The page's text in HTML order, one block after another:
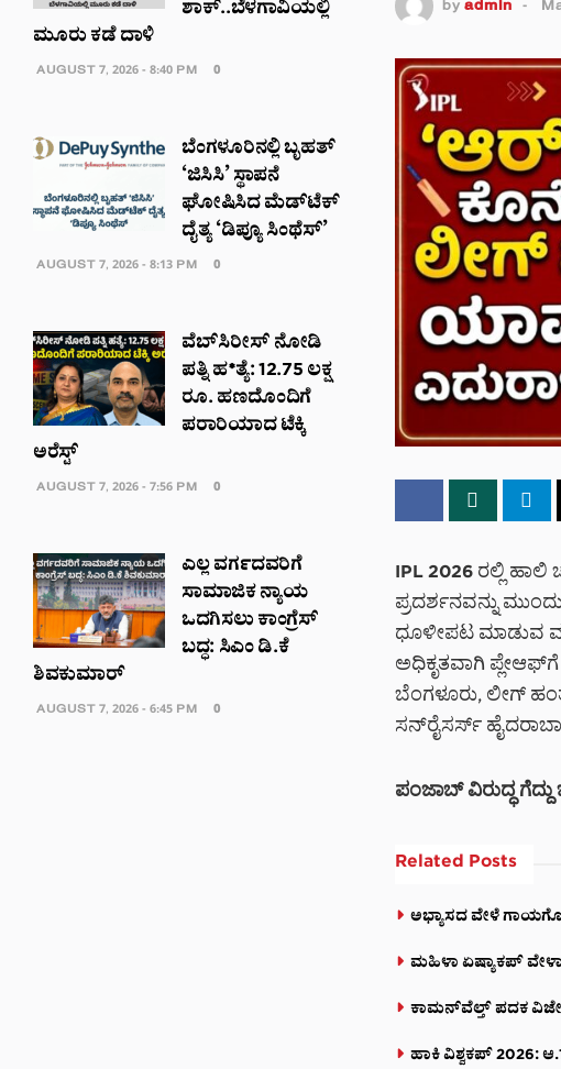
by admin
IPL 2026 ರಲ್ಲಿ
ಪ್ರದರ್ಶನವನ್ನು
ಧೂಳೀಪಟ ಮಾಡುವ
ಅಧಿಕೃತವಾಗಿ
ಬೆಂಗಳೂರು, ಲೀಗ್
ಸನ್‌ರೈಸರ್ಸ್
ಪಂಜಾಬ್ ವಿರುದ್ಧ
Related Posts
ಅಭ್ಯಾಸದ ವೇಳೆ
ಮಹಿಳಾ ಏಷ್ಯಾಕಪ್
ಕಾಮನ್‌ವೆಲ್ತ್ ಪದಕ
ಹಾಕಿ ವಿಶ್ವಕಪ್ 2026:
ಶಾಕ್..ಬೆಳಗಾವಿಯಲ್ಲಿ
ಮೂರು ಕಡೆ ದಾಳಿ
AUGUST 7, 2026 - 8:40 PM 0
ಬೆಂಗಳೂರಿನಲ್ಲಿ ಬೃಹತ್
‘ಜಿಸಿಸಿ’ ಸ್ಥಾಪನೆ
ಘೋಷಿಸಿದ ಮೆಡ್‌ಟೆಕ್‌
ದೈತ್ಯ ‘ಡಿಪ್ಯೂ ಸಿಂಥೆಸ್’
AUGUST 7, 2026 - 8:13 PM 0
ವೆಬ್‌ಸಿರೀಸ್‌ ನೋಡಿ
ಪತ್ನಿ ಹ*ತ್ಯೆ: 12.75 ಲಕ್ಷ
ರೂ. ಹಣದೊಂದಿಗೆ
ಪರಾರಿಯಾದ ಟೆಕ್ಕಿ
ಅರೆಸ್ಟ್‌
AUGUST 7, 2026 - 7:56 PM 0
ಎಲ್ಲ ವರ್ಗದವರಿಗೆ
ಸಾಮಾಜಿಕ ನ್ಯಾಯ
ಒದಗಿಸಲು ಕಾಂಗ್ರೆಸ್
ಬದ್ಧ: ಸಿಎಂ ಡಿ.ಕೆ
ಶಿವಕುಮಾರ್
AUGUST 7, 2026 - 6:45 PM 0